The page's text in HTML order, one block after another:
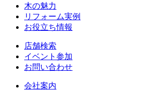
木の魅力
リフォーム実例
お役立ち情報
店舗検索
イベント参加
お問い合わせ
会社案内